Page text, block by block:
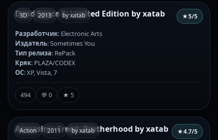
3D 2013 by xatab
Dead Space 3: Limited Edition by xatab ★5/5
Разработчик: Electronic Arts
Издатель: Sometimes You
Тип релиза: RePack
Кряк: PLAZA/CODEX
ОС: XP, Vista, 7
494 💬 0 ★ 5
Action 2011 by xatab
Assassin's Creed: Brotherhood by xatab ★4.7/5